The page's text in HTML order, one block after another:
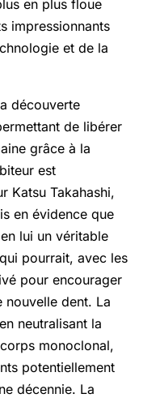
en plus floue
impressionnants
et de la
découverte
de libérer
grâce à la
est
Katsu Takahashi,
en évidence que
lui un véritable
pourrait, avec les
pour encourager
nouvelle dent. La
neutralisant la
monoclonal,
potentiellement
décennie. La